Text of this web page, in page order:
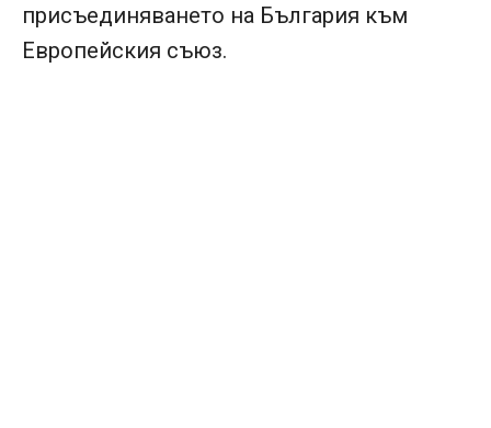
присъединяването на България към
Европейския съюз.